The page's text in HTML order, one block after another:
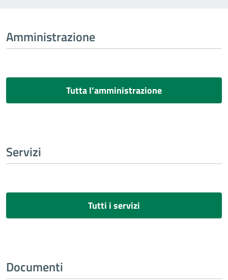
Amministrazione
Tutta l’amministrazione
Servizi
Tutti i servizi
Documenti